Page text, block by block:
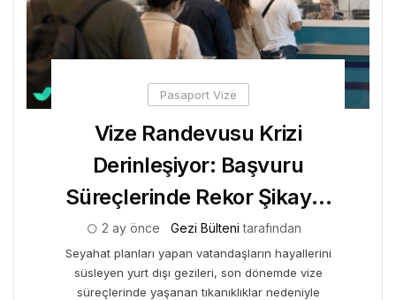
Pasaport Vize
Vize Randevusu Krizi
Derinleşiyor: Başvuru
Süreçlerinde Rekor Şikayet
Artışı
2 ay önce Gezi Bülteni tarafından
Seyahat planları yapan vatandaşların hayallerini
süsleyen yurt dışı gezileri, son dönemde vize
süreçlerinde yaşanan tıkanıklıklar nedeniyle